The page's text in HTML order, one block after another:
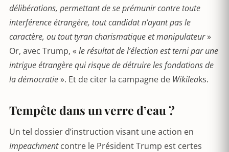
délibérations, permettant de se prémunir contre toute
interférence étrangère, tout candidat n’ayant pas le
caractère, ou tout tyran charismatique et manipulateur»
Or, avec Trump, « le résultat de l’élection est terni par une
intrigue étrangère qui risque de détruire les fondations de
la démocratie». Et de citer la campagne de Wikileaks.
Tempête dans un verre d’eau ?
Un tel dossier d’instruction visant une action en
Impeachmentcontre le Président Trump est certes